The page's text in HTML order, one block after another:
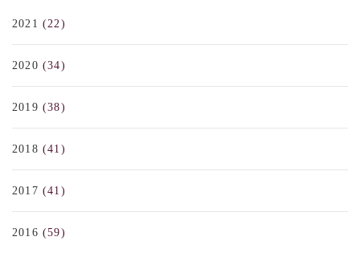
2021 (22)
2020 (34)
2019 (38)
2018 (41)
2017 (41)
2016 (59)